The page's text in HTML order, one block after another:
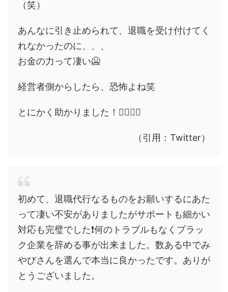
（笑）
あんなに引き止められて、退職を受け付けてく
れなかったのに、、、
お金の力って凄い🥶
経営者側からしたら、恐怖よね笑
とにかく助かりました！🙇‍♂️🙇‍♂️
（引用：Twitter）
初めて、退職代行なるものをお願いするにあた
って凄い不安がありましたがサポートも細かい
対応も完璧でした❗何のトラブルもなくプラッ
ク企業を辞める事が出来ました。数ある中でみ
やびさんを選んで本当に良かったです。ありが
とうございました。